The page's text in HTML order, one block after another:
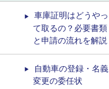
車庫証明はどうやっ
て取るの？必要書類
と申請の流れを解説
自動車の登録・名義
変更の委任状